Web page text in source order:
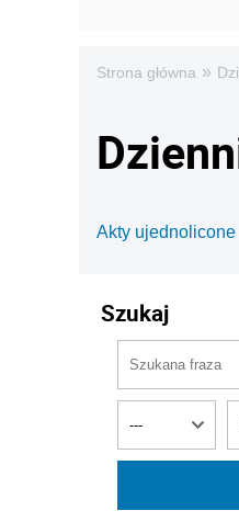
Strona główna »
Akty ujednolicone
Szukaj